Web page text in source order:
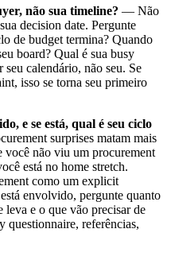
não sua timeline? — Não
decision date. Pergunte
de budget termina? Quando
board? Qual é sua busy
calendário, não seu. Se
isso se torna seu primeiro
e se está, qual é seu ciclo
surprises matam mais
você não viu um procurement
está no home stretch.
como um explicit
envolvido, pergunte quanto
leva e o que vão precisar de
questionnaire, referências,